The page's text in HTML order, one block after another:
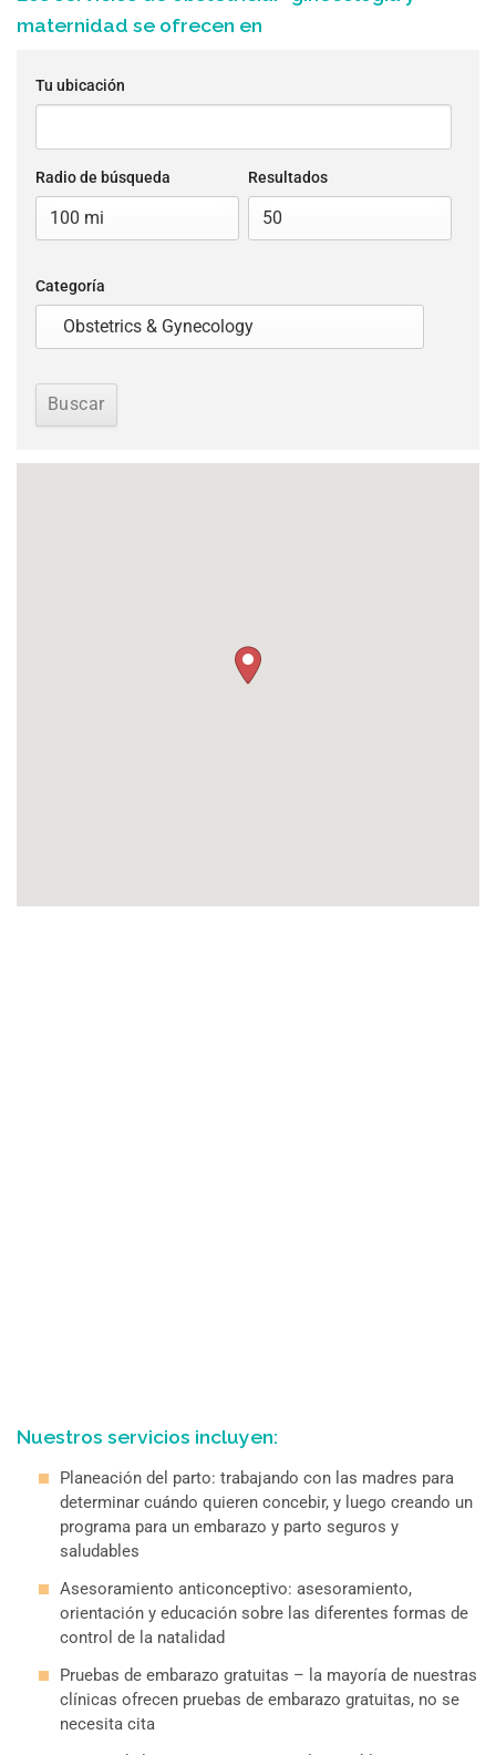
maternidad se ofrecen en
Tu ubicación
Radio de búsqueda Resultados
Categoría
Nuestros servicios incluyen:
Planeación del parto: trabajando con las madres para
determinar cuándo quieren concebir, y luego creando un
programa para un embarazo y parto seguros y
saludables
Asesoramiento anticonceptivo: asesoramiento,
orientación y educación sobre las diferentes formas de
control de la natalidad
Pruebas de embarazo gratuitas – la mayoría de nuestras
clínicas ofrecen pruebas de embarazo gratuitas, no se
necesita cita